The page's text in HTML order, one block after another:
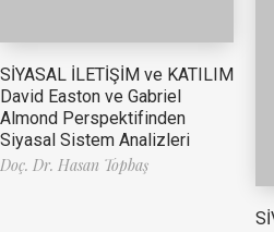
SİYASAL İLETİŞİM ve KATILIM
David Easton ve Gabriel
Almond Perspektifinden
Siyasal Sistem Analizleri
Doç. Dr. Hasan Topbaş